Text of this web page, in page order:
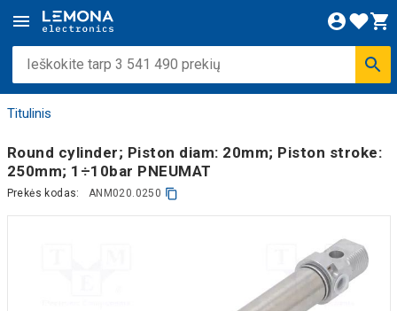
Titulinis
Round cylinder; Piston diam: 20mm; Piston stroke:
250mm; 1÷10bar PNEUMAT
Prekės kodas: ANM020.0250